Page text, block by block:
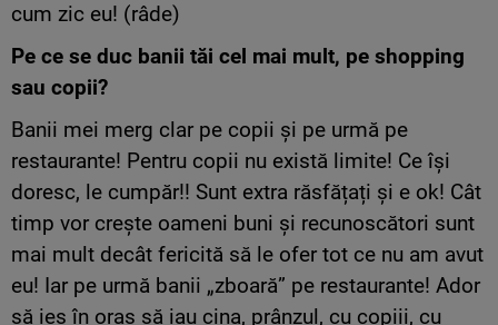
cum zic eu! (râde)
Pe ce se duc banii tăi cel mai mult, pe shopping
sau copii?
Banii mei merg clar pe copii și pe urmă pe
restaurante! Pentru copii nu există limite! Ce își
doresc, le cumpăr!! Sunt extra răsfățați și e ok! Cât
timp vor crește oameni buni și recunoscători sunt
mai mult decât fericită să le ofer tot ce nu am avut
eu! Iar pe urmă banii „zboară” pe restaurante! Ador
să ies în oraș să iau cina, prânzul, cu copiii, cu